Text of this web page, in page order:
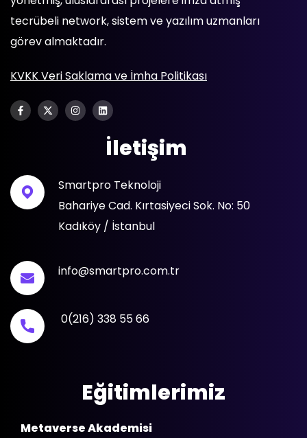
tecrübeli network, sistem ve yazılım uzmanları
görev almaktadır.
KVKK Veri Saklama ve İmha Politikası
İletişim
Smartpro Teknoloji
Bahariye Cad. Kırtasiyeci Sok. No: 50
Kadıköy / İstanbul
info@smartpro.com.tr
0(216) 338 55 66
Eğitimlerimiz
Metaverse Akademisi